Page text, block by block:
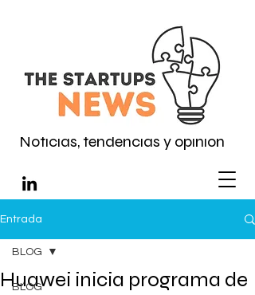
Noticias, tendencias y opinión
Entrada
BLOG
BLOG
Huawei inicia programa de